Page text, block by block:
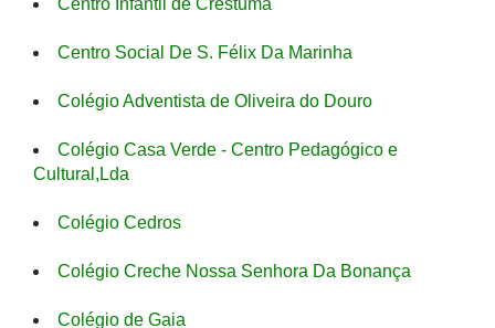
Centro Infantil de Crestuma
Centro Social De S. Félix Da Marinha
Colégio Adventista de Oliveira do Douro
Colégio Casa Verde - Centro Pedagógico e
Cultural,Lda
Colégio Cedros
Colégio Creche Nossa Senhora Da Bonança
Colégio de Gaia